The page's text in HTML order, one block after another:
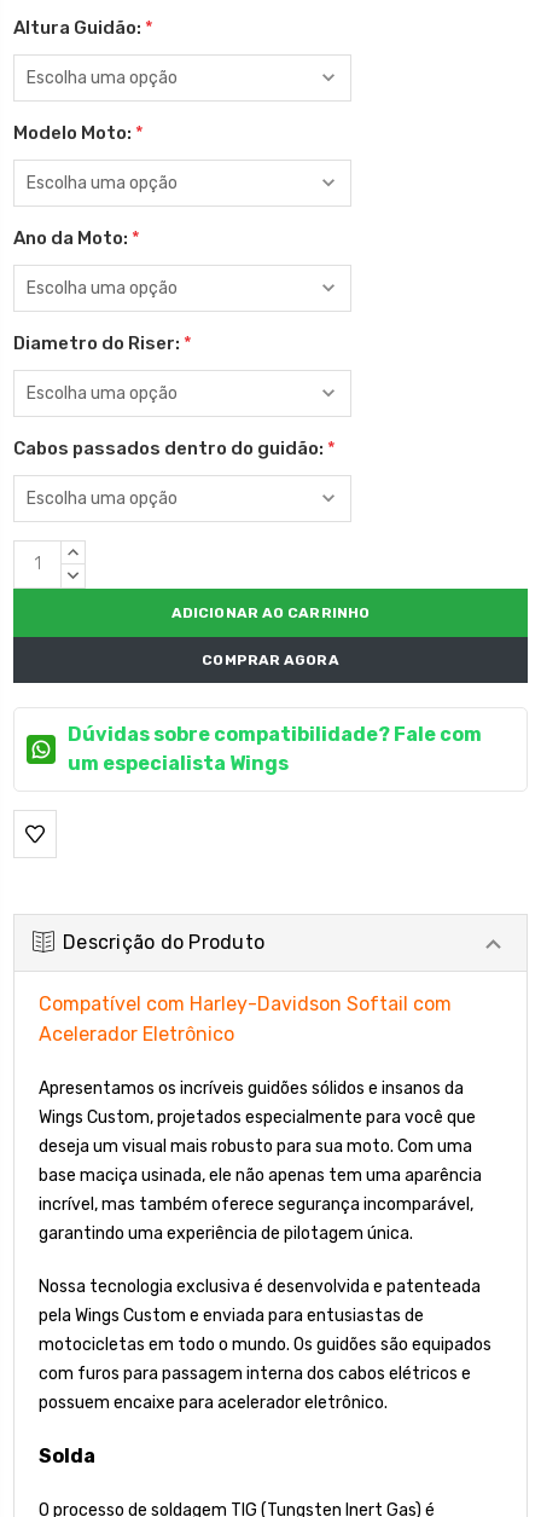
Altura Guidão: *
Modelo Moto: *
Ano da Moto: *
Diametro do Riser: *
Cabos passados dentro do guidão: *
EstoqueQUANTIDADE
CRESCENTE:
QUANTIDADE
COMPRAR AGORA
Dúvidas sobre compatibilidade? Fale com
um especialista Wings
Descrição do Produto
Compatível com Harley-Davidson Softail com
Acelerador Eletrônico
Apresentamos os incríveis guidões sólidos e insanos da
Wings Custom, projetados especialmente para você que
deseja um visual mais robusto para sua moto. Com uma
base maciça usinada, ele não apenas tem uma aparência
incrível, mas também oferece segurança incomparável,
garantindo uma experiência de pilotagem única.
Nossa tecnologia exclusiva é desenvolvida e patenteada
pela Wings Custom e enviada para entusiastas de
motocicletas em todo o mundo. Os guidões são equipados
com furos para passagem interna dos cabos elétricos e
possuem encaixe para acelerador eletrônico.
Solda
O processo de soldagem TIG (Tungsten Inert Gas) é